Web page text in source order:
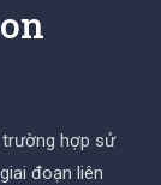
hợp sử
đoạn liên